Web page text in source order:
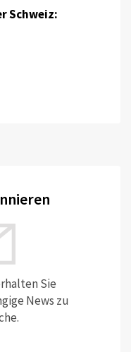
Schweiz:
Sie
News zu